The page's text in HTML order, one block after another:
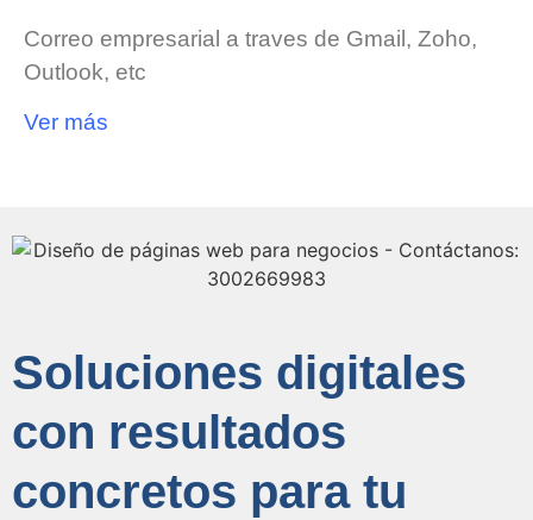
Correo empresarial a traves de Gmail, Zoho,
Outlook, etc
Ver más
Soluciones digitales
con resultados
concretos para tu